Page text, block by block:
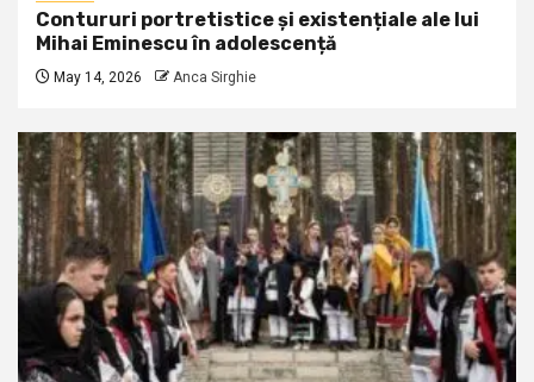
Contururi portretistice și existențiale ale lui
Mihai Eminescu în adolescență
May 14, 2026 Anca Sirghie